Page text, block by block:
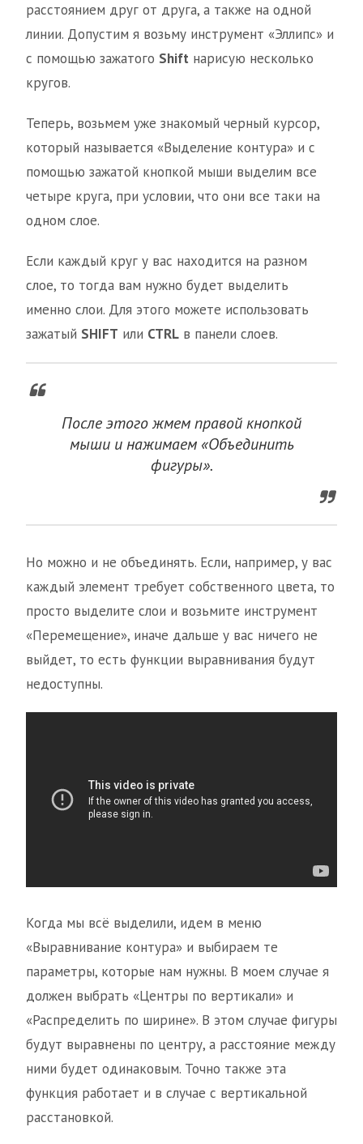
расстоянием друг от друга, а также на одной
линии. Допустим я возьму инструмент «Эллипс» и
с помощью зажатого Shift нарисую несколько
кругов.
Теперь, возьмем уже знакомый черный курсор,
который называется «Выделение контура» и с
помощью зажатой кнопкой мыши выделим все
четыре круга, при условии, что они все таки на
одном слое.
Если каждый круг у вас находится на разном
слое, то тогда вам нужно будет выделить
именно слои. Для этого можете использовать
зажатый SHIFT или CTRL в панели слоев.
После этого жмем правой кнопкой
мыши и нажимаем «Объединить
фигуры».
Но можно и не объединять. Если, например, у вас
каждый элемент требует собственного цвета, то
просто выделите слои и возьмите инструмент
«Перемещение», иначе дальше у вас ничего не
выйдет, то есть функции выравнивания будут
недоступны.
Когда мы всё выделили, идем в меню
«Выравнивание контура» и выбираем те
параметры, которые нам нужны. В моем случае я
должен выбрать «Центры по вертикали» и
«Распределить по ширине». В этом случае фигуры
будут выравнены по центру, а расстояние между
ними будет одинаковым. Точно также эта
функция работает и в случае с вертикальной
расстановкой.